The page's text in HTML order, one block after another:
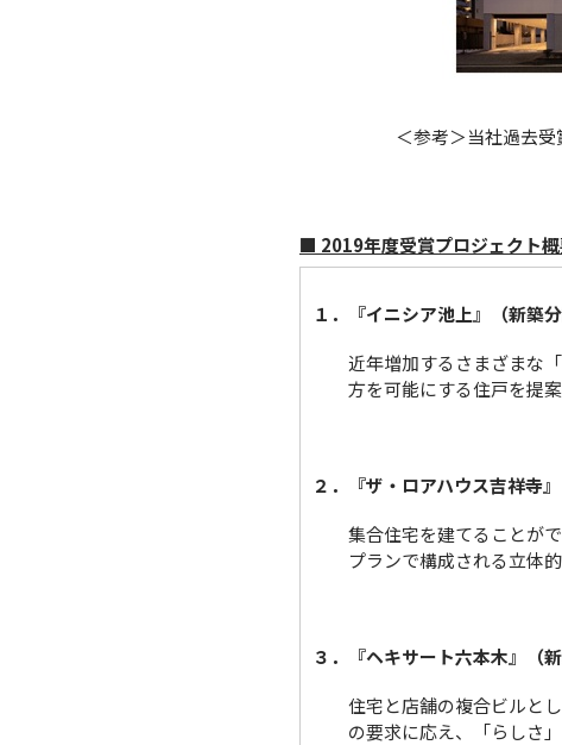
＜参考＞当社過去受
■ 2019年度受賞プロジェクト
１．『イニシア池上』（新築
近年増加するさまざまな
方を可能にする住戸を提案
２．『ザ・ロアハウス吉祥寺
集合住宅を建てることが
プランで構成される立体
３．『ヘキサート六本木』（
住宅と店舗の複合ビルと
の要求に応え、「らしさ